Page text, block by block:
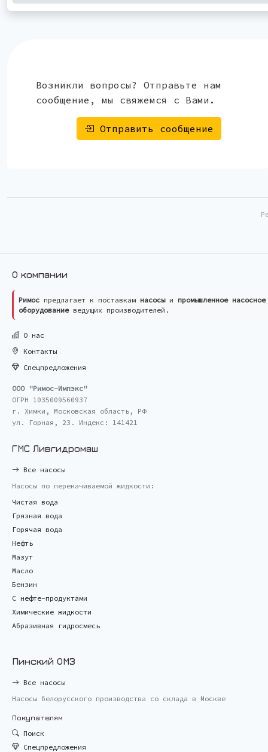
Возникли вопросы? Отправьте нам
сообщение, мы свяжемся с Вами.
Отправить сообщение
О компании
Римос предлагает к поставкам насосыи промышленное насосное
оборудованиеведущих производителей.
О нас
Контакты
Спецпредложения
ООО "Римос-Импэкс"
ОГРН 1035009560937
г. Химки, Московская область, РФ
ул. Горная, 23. Индекс: 141421
ГМС Ливгидромаш
Все насосы
Насосы по перекачиваемой жидкости:
Чистая вода
Грязная вода
Горячая вода
Нефть
Мазут
Масло
Бензин
С нефте-продуктами
Химические жидкости
Абразивная гидросмесь
Пинский ОМЗ
Все насосы
Насосы белорусского производства со склада в Москве
Покупателям
Поиск
Спецпредложения